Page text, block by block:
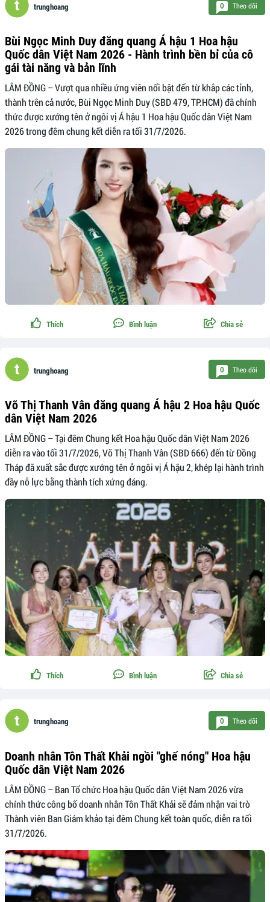
trunghoang 0 Theo dõi
Bùi Ngọc Minh Duy đăng quang Á hậu 1 Hoa hậu
Quốc dân Việt Nam 2026 - Hành trình bền bỉ của cô
gái tài năng và bản lĩnh
LÂM ĐỒNG – Vượt qua nhiều ứng viên nổi bật đến từ khắp các tỉnh,
thành trên cả nước, Bùi Ngọc Minh Duy (SBD 479, TP.HCM) đã chính
thức được xướng tên ở ngôi vị Á hậu 1 Hoa hậu Quốc dân Việt Nam
2026 trong đêm chung kết diễn ra tối 31/7/2026.
Thích Bình luận Chia sẻ
trunghoang 0 Theo dõi
Võ Thị Thanh Vân đăng quang Á hậu 2 Hoa hậu Quốc
dân Việt Nam 2026
LÂM ĐỒNG – Tại đêm Chung kết Hoa hậu Quốc dân Việt Nam 2026
diễn ra vào tối 31/7/2026, Võ Thị Thanh Vân (SBD 666) đến từ Đồng
Tháp đã xuất sắc được xướng tên ở ngôi vị Á hậu 2, khép lại hành trình
đầy nỗ lực bằng thành tích xứng đáng.
Thích Bình luận Chia sẻ
trunghoang 0 Theo dõi
Doanh nhân Tôn Thất Khải ngồi "ghế nóng" Hoa hậu
Quốc dân Việt Nam 2026
LÂM ĐỒNG – Ban Tổ chức Hoa hậu Quốc dân Việt Nam 2026 vừa
chính thức công bố doanh nhân Tôn Thất Khải sẽ đảm nhận vai trò
Thành viên Ban Giám khảo tại đêm Chung kết toàn quốc, diễn ra tối
31/7/2026.